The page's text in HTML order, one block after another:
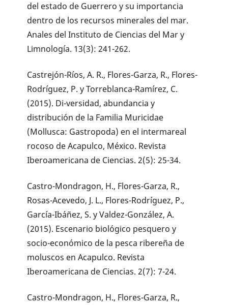
del estado de Guerrero y su importancia
dentro de los recursos minerales del mar.
Anales del Instituto de Ciencias del Mar y
Limnología. 13(3): 241-262.
Castrejón-Ríos, A. R., Flores-Garza, R., Flores-
Rodríguez, P. y Torreblanca-Ramírez, C.
(2015). Di-versidad, abundancia y
distribución de la Familia Muricidae
(Mollusca: Gastropoda) en el intermareal
rocoso de Acapulco, México. Revista
Iberoamericana de Ciencias. 2(5): 25-34.
Castro-Mondragon, H., Flores-Garza, R.,
Rosas-Acevedo, J. L., Flores-Rodríguez, P.,
García-Ibáñez, S. y Valdez-González, A.
(2015). Escenario biológico pesquero y
socio-económico de la pesca ribereña de
moluscos en Acapulco. Revista
Iberoamericana de Ciencias. 2(7): 7-24.
Castro-Mondragon, H., Flores-Garza, R.,